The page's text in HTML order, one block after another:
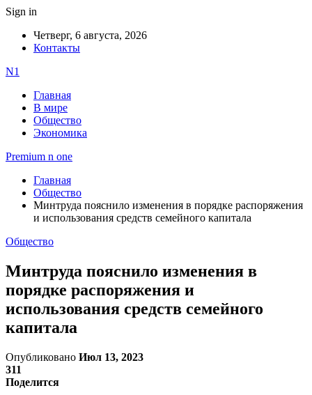
Sign in
Четверг, 6 августа, 2026
Контакты
N1
Главная
В мире
Общество
Экономика
Premium n one
Главная
Общество
Минтруда пояснило изменения в порядке распоряжения
и использования средств семейного капитала
Общество
Минтруда пояснило изменения в
порядке распоряжения и
использования средств семейного
капитала
Опубликовано Июл 13, 2023
311
Поделится